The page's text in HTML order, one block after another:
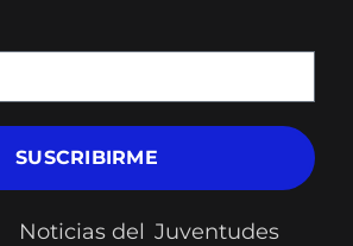
SUSCRIBIRME
Noticias del Juventudes